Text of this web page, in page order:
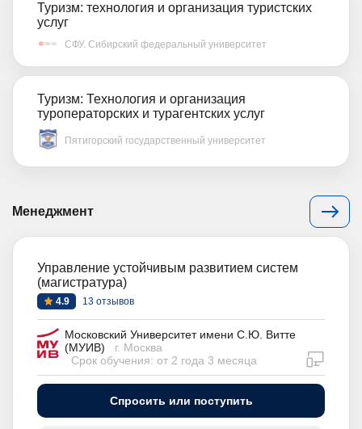
Туризм: технология и организация туристских
услуг
СФУ. Сибирский федеральный университет
Туризм: Технология и организация
туроператорских и турагентских услуг
Пятигорский государственный университет
Менеджмент
Управление устойчивым развитием систем
(магистратура)
4.9 13 отзывов
Московский Университет имени С.Ю. Витте
(МУИВ)
г. Москва
Срок обучения: от 2 года 3 месяца
Спросить или поступить